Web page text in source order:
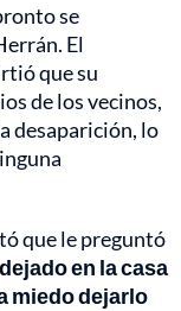
se
El
que su
de los vecinos,
desaparición, lo
que le preguntó
en la casa
miedo dejarlo